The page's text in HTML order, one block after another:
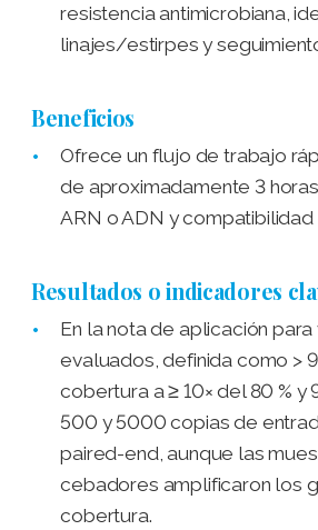
resistencia antimicrobiana,
linajes/estirpes y
Beneficios
Ofrece un flujo de trabajo
de aproximadamente 3
ARN o ADN y
Resultados o indicadores
En la nota de aplicación
evaluados, definida como >
cobertura a ≥ 10× del 80 % y
500 y 5000 copias de
paired-end, aunque las
cebadores amplificaron los
cobertura.